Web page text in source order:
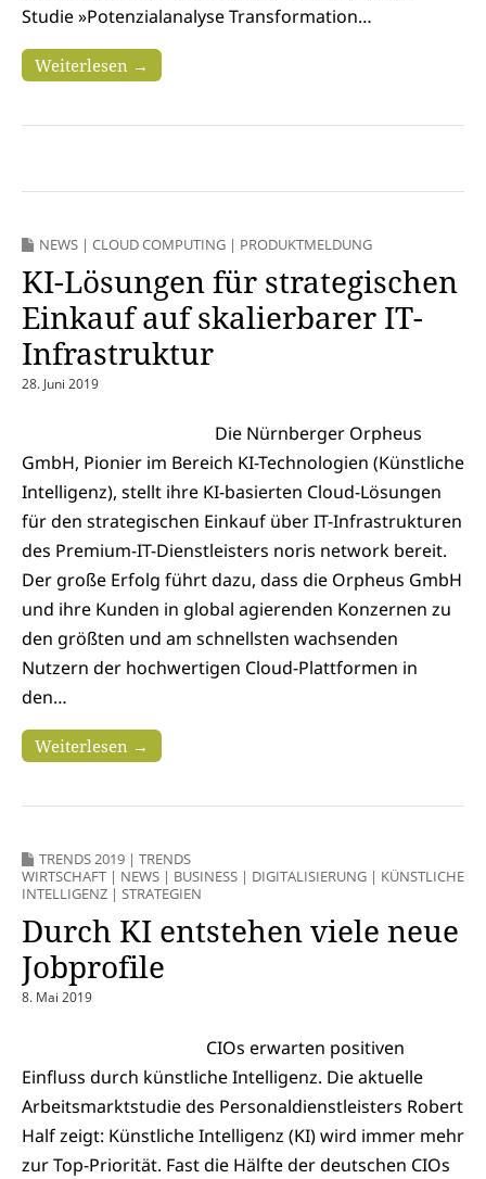
Studie »Potenzialanalyse Transformation…
Weiterlesen →
NEWS | CLOUD COMPUTING | PRODUKTMELDUNG
KI-Lösungen für strategischen
Einkauf auf skalierbarer IT-
Infrastruktur
28. Juni 2019
Die Nürnberger Orpheus
GmbH, Pionier im Bereich KI-Technologien (Künstliche
Intelligenz), stellt ihre KI-basierten Cloud-Lösungen
für den strategischen Einkauf über IT-Infrastrukturen
des Premium-IT-Dienstleisters noris network bereit.
Der große Erfolg führt dazu, dass die Orpheus GmbH
und ihre Kunden in global agierenden Konzernen zu
den größten und am schnellsten wachsenden
Nutzern der hochwertigen Cloud-Plattformen in
den…
Weiterlesen →
TRENDS 2019 | TRENDS
WIRTSCHAFT | NEWS | BUSINESS | DIGITALISIERUNG | KÜNSTLICHE
INTELLIGENZ | STRATEGIEN
Durch KI entstehen viele neue
Jobprofile
8. Mai 2019
CIOs erwarten positiven
Einfluss durch künstliche Intelligenz. Die aktuelle
Arbeitsmarktstudie des Personaldienstleisters Robert
Half zeigt: Künstliche Intelligenz (KI) wird immer mehr
zur Top-Priorität. Fast die Hälfte der deutschen CIOs